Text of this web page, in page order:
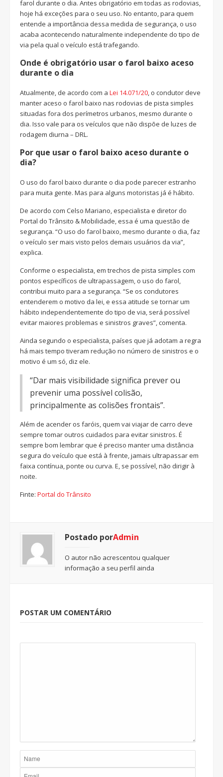
farol durante o dia. Antes obrigatório em todas as rodovias,
hoje há exceções para o seu uso. No entanto, para quem
entende a importância dessa medida de segurança, o uso
acaba acontecendo naturalmente independente do tipo de
via pela qual o veículo está trafegando.
Onde é obrigatório usar o farol baixo aceso
durante o dia
Atualmente, de acordo com a Lei 14.071/20, o condutor deve
manter aceso o farol baixo nas rodovias de pista simples
situadas fora dos perímetros urbanos, mesmo durante o
dia. Isso vale para os veículos que não dispõe de luzes de
rodagem diurna – DRL.
Por que usar o farol baixo aceso durante o
dia?
O uso do farol baixo durante o dia pode parecer estranho
para muita gente. Mas para alguns motoristas já é hábito.
De acordo com Celso Mariano, especialista e diretor do
Portal do Trânsito & Mobilidade, essa é uma questão de
segurança. “O uso do farol baixo, mesmo durante o dia, faz
o veículo ser mais visto pelos demais usuários da via”,
explica.
Conforme o especialista, em trechos de pista simples com
pontos específicos de ultrapassagem, o uso do farol,
contribui muito para a segurança. “Se os condutores
entenderem o motivo da lei, e essa atitude se tornar um
hábito independentemente do tipo de via, será possível
evitar maiores problemas e sinistros graves”, comenta.
Ainda segundo o especialista, países que já adotam a regra
há mais tempo tiveram redução no número de sinistros e o
motivo é um só, diz ele.
“Dar mais visibilidade significa prever ou
prevenir uma possível colisão,
principalmente as colisões frontais”.
Além de acender os faróis, quem vai viajar de carro deve
sempre tomar outros cuidados para evitar sinistros. É
sempre bom lembrar que é preciso manter uma distância
segura do veículo que está à frente, jamais ultrapassar em
faixa contínua, ponte ou curva. E, se possível, não dirigir à
noite.
Finte: Portal do Trânsito
Postado porAdmin
O autor não acrescentou qualquer
informação a seu perfil ainda
POSTAR UM COMENTÁRIO